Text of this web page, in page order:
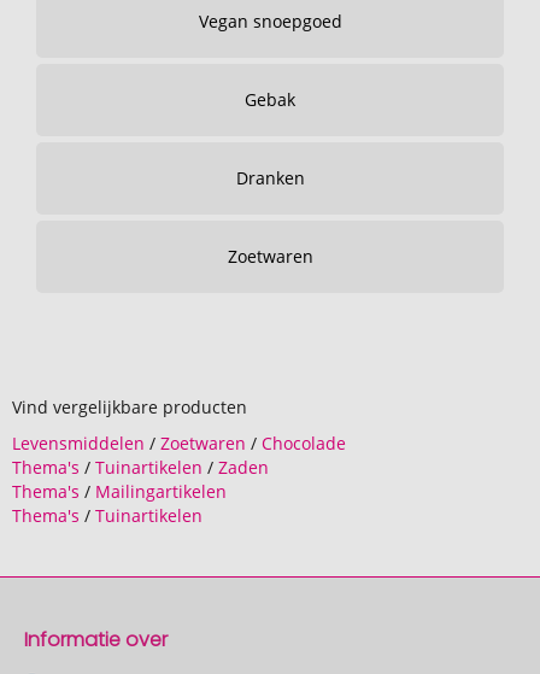
Vegan snoepgoed
Gebak
Dranken
Zoetwaren
Vind vergelijkbare producten
Levensmiddelen / Zoetwaren / Chocolade
Thema's / Tuinartikelen / Zaden
Thema's / Mailingartikelen
Thema's / Tuinartikelen
Informatie over